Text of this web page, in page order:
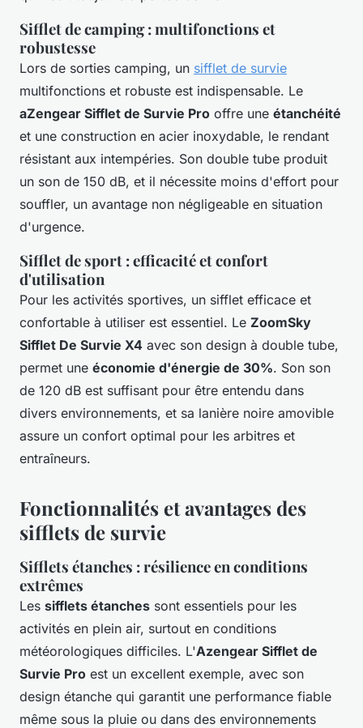
Sifflet de camping : multifonctions et
robustesse
Lors de sorties camping, un sifflet de survie
multifonctions et robuste est indispensable. Le
aZengear Sifflet de Survie Pro offre une étanchéité
et une construction en acier inoxydable, le rendant
résistant aux intempéries. Son double tube produit
un son de 150 dB, et il nécessite moins d'effort pour
souffler, un avantage non négligeable en situation
d'urgence.
Sifflet de sport : efficacité et confort
d'utilisation
Pour les activités sportives, un sifflet efficace et
confortable à utiliser est essentiel. Le ZoomSky
Sifflet De Survie X4 avec son design à double tube,
permet une économie d'énergie de 30%. Son son
de 120 dB est suffisant pour être entendu dans
divers environnements, et sa lanière noire amovible
assure un confort optimal pour les arbitres et
entraîneurs.
Fonctionnalités et avantages des
sifflets de survie
Sifflets étanches : résilience en conditions
extrêmes
Les sifflets étanches sont essentiels pour les
activités en plein air, surtout en conditions
météorologiques difficiles. L'Azengear Sifflet de
Survie Pro est un excellent exemple, avec son
design étanche qui garantit une performance fiable
même sous la pluie ou dans des environnements